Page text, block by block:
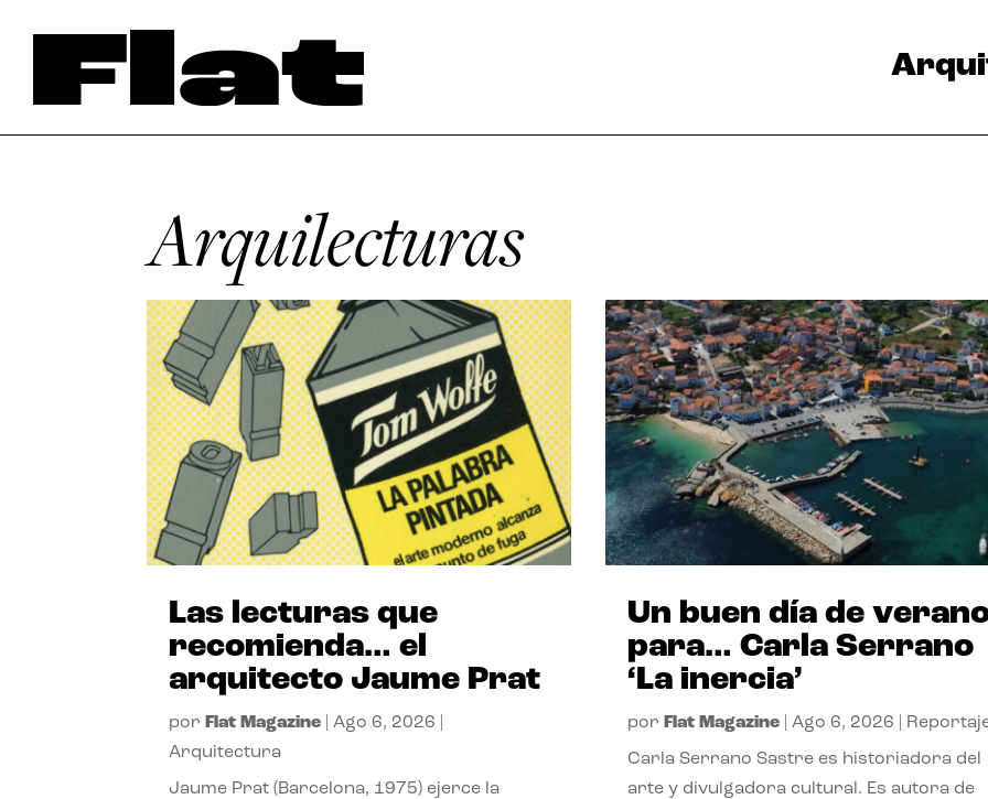
Arquilecturas
Las lecturas que
recomienda… el
arquitecto Jaume Prat
por Flat Magazine |Ago 6, 2026
Arquitectura
Jaume Prat (Barcelona, 1975) ejerce la
Un buen día de
para… Carla Serrano
‘La inercia’
por Flat Magazine| Ago 6, 2026
Carla Serrano Sastre es historiadora del
arte y divulgadora cultural. Es autora de